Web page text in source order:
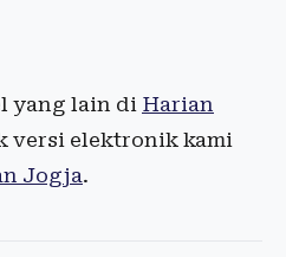
yang lain di Harian
versi elektronik kami
Jogja.